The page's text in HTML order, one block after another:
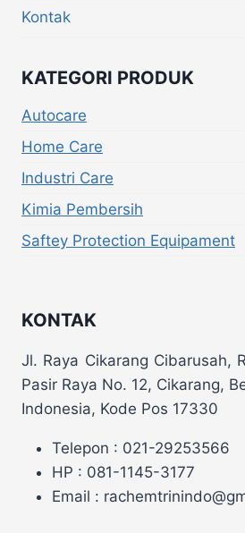
Kontak
KATEGORI PRODUK
Autocare
Home Care
Industri Care
Kimia Pembersih
Saftey Protection Equipament
KONTAK
Jl. Raya Cikarang Cibarusah,
Pasir Raya No. 12, Cikarang,
Indonesia, Kode Pos 17330
Telepon : 021-29253566
HP : 081-1145-3177
Email :